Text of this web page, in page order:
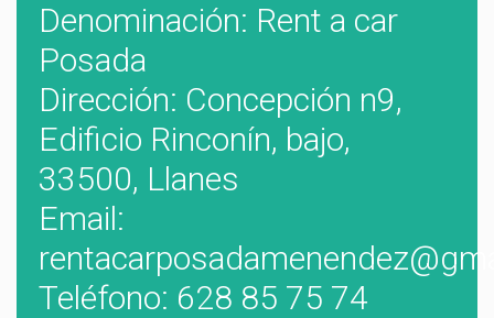
Denominación: Rent a car
Posada
Dirección: Concepción n9,
Edificio Rinconín, bajo,
33500, Llanes
Email:
Teléfono: 628 85 75 74